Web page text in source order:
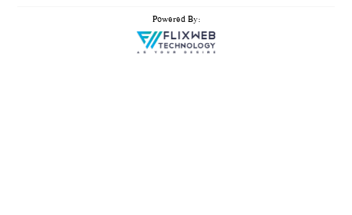
Powered By: